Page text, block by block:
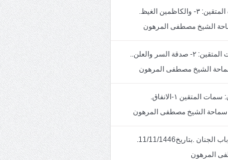
خطبة الجمعةسمات المتقين: ٣- والكاظمين الغيظ.
خطبة الجمعة: سمات المتقين: ٢- صدقة السر والعلن..
خطبة الجمعة بعنوان: سمات المتقين ١-الانفاق.
خطبة الجمعة: ميلاد باب الجنان .بتاريخ11/11/1446.
المرهون